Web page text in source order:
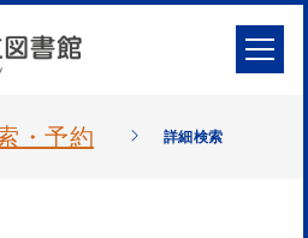
・予約 詳細検索